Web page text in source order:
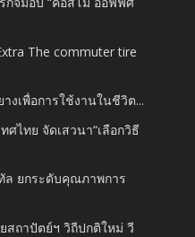
The commuter tire
งเพื่อการใช้งานในชีวิต...
ศไทย จัดเสวนา“เลือกวิธี
ล ยกระดับคุณภาพการ
ถาปัตย์ฯ วิถีปกติใหม่ วี